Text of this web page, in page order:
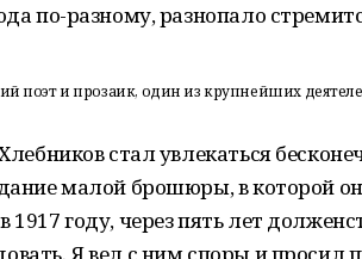
по-разному, разнопало
поэт и прозаик, один из крупнейших
стал увлекаться
малой брошюры, в которой
1917 году, через пять лет